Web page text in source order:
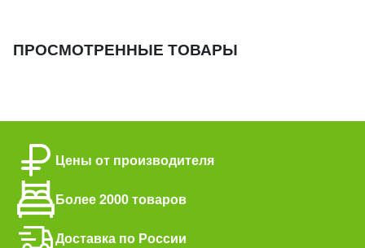
ПРОСМОТРЕННЫЕ ТОВАРЫ
Цены от производителя
Более 2000 товаров
Доставка по России